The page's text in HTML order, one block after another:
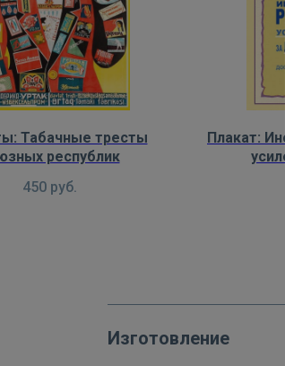
Табачные тресты
республик
450 руб.
Плакат:
Изготовление